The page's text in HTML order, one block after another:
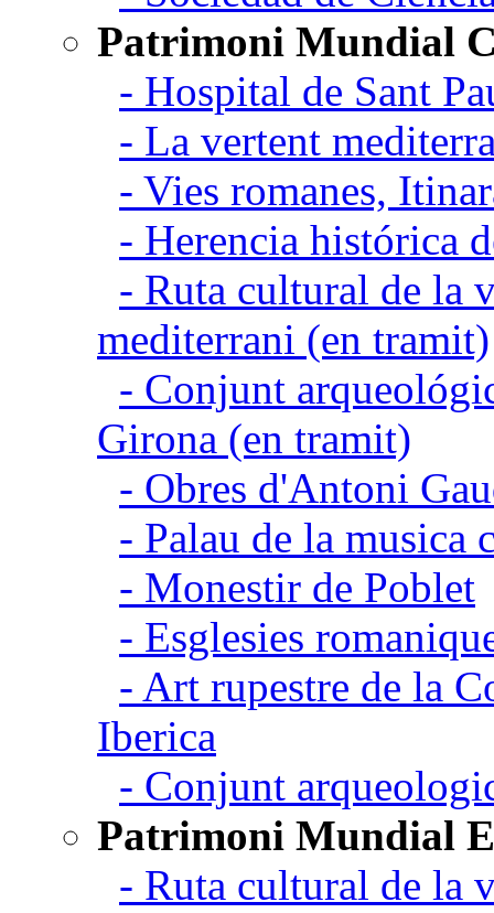
Patrimoni Mundial
- Hospital de Sant
- La vertent
- Vies romanes,
- Herencia histórica
- Ruta cultural de la
mediterrani (en tramit)
- Conjunt
Girona (en tramit)
- Obres d'Antoni
- Palau de la musica
- Monestir de Poblet
- Esglesies
- Art rupestre de la
Iberica
- Conjunt
Patrimoni Mundial
- Ruta cultural de la